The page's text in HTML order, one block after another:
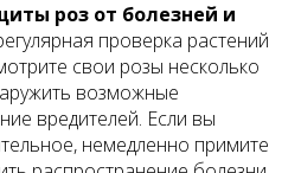
роз от болезней и
проверка растений
свои розы несколько
возможные
вредителей. Если вы
немедленно примите